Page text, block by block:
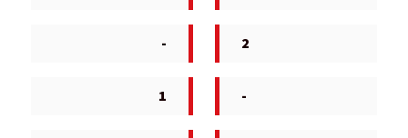
- 2
1 -